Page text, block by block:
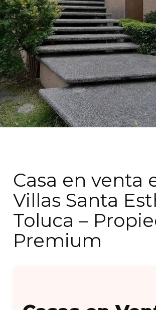
Casa en venta
Villas Santa
Toluca –
Premium